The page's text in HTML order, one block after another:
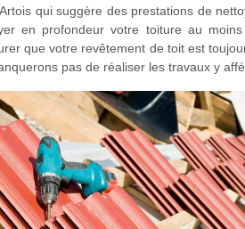
qui suggère des prestations de
en profondeur votre toiture au
que votre revêtement de toit est
pas de réaliser les travaux y